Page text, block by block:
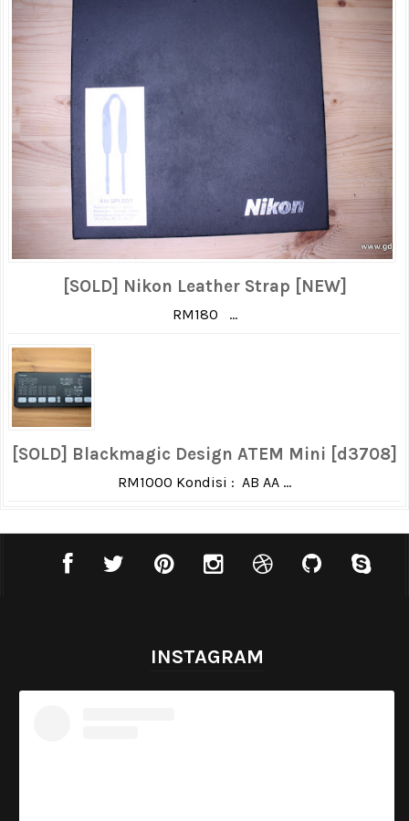
[SOLD] Nikon Leather Strap [NEW]
RM180 ...
[SOLD] Blackmagic Design ATEM Mini [d3708]
RM1000 Kondisi : AB AA ...
INSTAGRAM